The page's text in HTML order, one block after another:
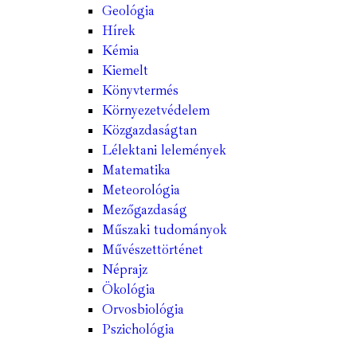
Geológia
Hírek
Kémia
Kiemelt
Könyvtermés
Környezetvédelem
Közgazdaságtan
Lélektani lelemények
Matematika
Meteorológia
Mezőgazdaság
Műszaki tudományok
Művészettörténet
Néprajz
Ökológia
Orvosbiológia
Pszichológia